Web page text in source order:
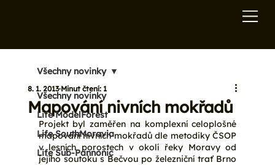
Všechny novinky
Life ModelForest
Life SouthMoravia
Life Sub-Pannonic
Všechny novinky
Mapování nivních mokřadů
8. 1. 2013 Minut čtení: 1
Projekt byl zaměřen na komplexní celoplošné
mapování nivních mokřadů dle metodiky ČSOP
v lesních porostech v okolí řeky Moravy od
jejího soutoku s Bečvou po železniční trať Brno